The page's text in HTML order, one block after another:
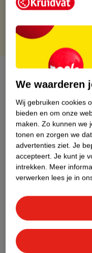
Gratis punten met je
Over dit product
Nature Impact
Bestel &
Bekijk ook
We waarderen
Wij gebruiken cookies
bieden en om onze
maken. Zo kunnen we
tonen en zorgen we
advertenties ziet. Je
accepteert. Je kunt je
intrekken. Meer
verwerken lees je in